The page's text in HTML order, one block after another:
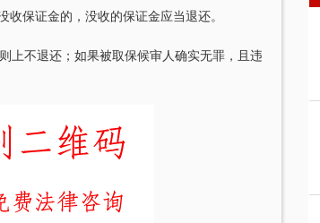
保证金的，没收的保证金应当退还。
不退还；如果被取保候审人确实无罪，且违
人民
、领
上
具有
仅起
重庆某县原县长（正厅级）受贿1000余
辩护意见：金额有异议，部分金额不应计
入受贿金额；提出排非申请，讯问过程中
辩护意见：被告有自首情节，系在未被采
取强制措施前通知到案，应当认定为自动
某省级人防办主任（正厅级）受贿25